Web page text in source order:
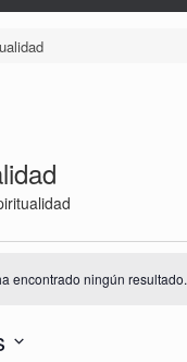
encontrado ningún resultado.